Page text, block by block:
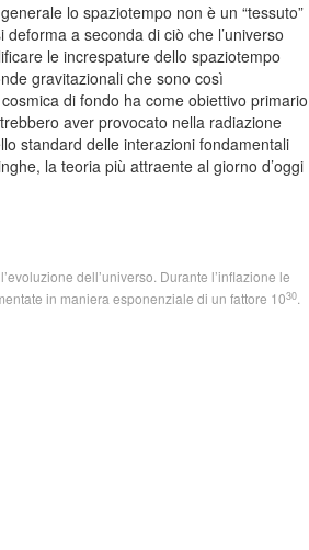
lo spaziotempo non è un “tessuto”
a seconda di ciò che l’universo
le increspature dello spaziotempo
gravitazionali che sono così
di fondo ha come obiettivo primario
aver provocato nella radiazione
standard delle interazioni fondamentali
la teoria più attraente al giorno d’oggi
dell’universo. Durante l’inflazione le
in maniera esponenziale di un fattore 1030